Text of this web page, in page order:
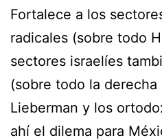
Fortalece a los
radicales (sobre todo
sectores israelíes
(sobre todo la
Lieberman y los
ahí el dilema para